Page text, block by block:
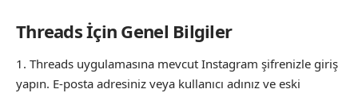
Threads İçin Genel Bilgiler
Threads uygulamasına mevcut Instagram şifrenizle giriş
yapın. E-posta adresiniz veya kullanıcı adınız ve eski